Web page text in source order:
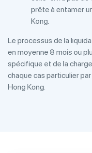
prête à entamer
Kong.
Le processus de la
en moyenne 8 mois ou
spécifique et de la
chaque cas particulier
Hong Kong.